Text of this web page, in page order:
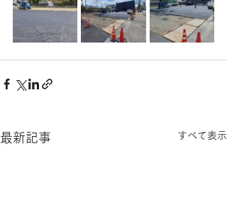
最新記事 すべて表示